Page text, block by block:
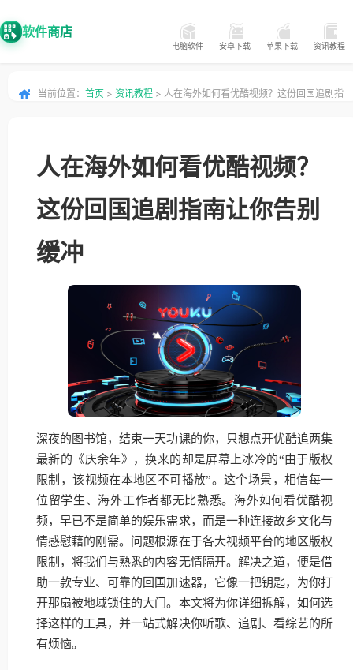
软件商店
电脑软件 安卓下载 苹果下载 资讯教程
当前位置： 首页 > 资讯教程 > 人在海外如何看优酷视频？这份回国追剧指
人在海外如何看优酷视频？
这份回国追剧指南让你告别
缓冲
深夜的图书馆，结束一天功课的你，只想点开优酷追两集
最新的《庆余年》，换来的却是屏幕上冰冷的“由于版权
限制，该视频在本地区不可播放”。这个场景，相信每一
位留学生、海外工作者都无比熟悉。海外如何看优酷视
频，早已不是简单的娱乐需求，而是一种连接故乡文化与
情感慰藉的刚需。问题根源在于各大视频平台的地区版权
限制，将我们与熟悉的内容无情隔开。解决之道，便是借
助一款专业、可靠的回国加速器，它像一把钥匙，为你打
开那扇被地域锁住的大门。本文将为你详细拆解，如何选
择这样的工具，并一站式解决你听歌、追剧、看综艺的所
有烦恼。